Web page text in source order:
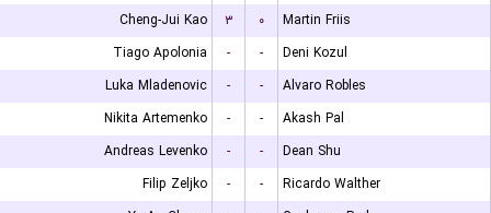
Cheng-Jui Kao
۳ ۰
Martin Friis
Tiago Apolonia
- -
Deni Kozul
Luka Mladenovic
- -
Alvaro Robles
Nikita Artemenko
- -
Akash Pal
Andreas Levenko
- -
Dean Shu
Filip Zeljko
- -
Ricardo Walther